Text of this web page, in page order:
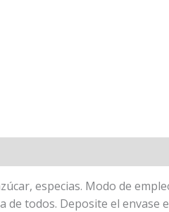
especias. Modo de
de todos. Deposite el